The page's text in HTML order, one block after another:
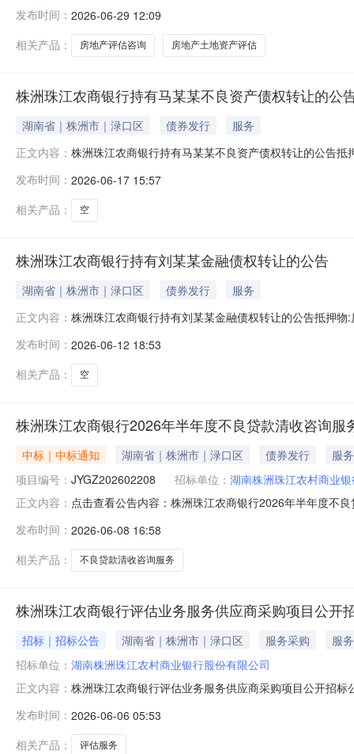
资质审查符合性审查评分排名1湖南英才房地产土地资产
司通过通过9
发布时间： 2026-06-29 12:09
相关产品：
房地产评估咨询 房地产土地资产评估
株洲珠江农商银行持有马某某不良资产债权转让的公
湖南省｜株洲市｜渌口区 债券发行
服务
正文内容： 株洲珠江农商银行持有马某某不良资产债权转让的公告
直达。周边有学校、超市、银行、医院等商业配套设施
发布时间： 2026-06-17 15:57
相关产品：
空
株洲珠江农商银行持有刘某某金融债权转让的公告
湖南省｜株洲市｜渌口区 债券发行
服务
正文内容： 株洲珠江农商银行持有刘某某金融债权转让的公告抵押
达。周边有学校、超市、银行、株洲市中医院等商业配
发布时间： 2026-06-12 18:53
相关产品：
空
株洲珠江农商银行2026年半年度不良贷款清收咨询
中标｜中标通知 湖南省｜株洲市｜渌口区 债券发行
服务
项目编号： JYGZ202602208 招标单位： 湖南株洲珠江农村商业
正文内容： 点击查看公告内容：株洲珠江农商银行2026年半年度不
发布时间： 2026-06-08 16:58
相关产品：
不良贷款清收咨询服务
株洲珠江农商银行评估业务服务供应商采购项目公开
招标｜招标公告 湖南省｜株洲市｜渌口区 服务采购
服务
招标单位： 湖南株洲珠江农村商业银行股份有限公司
正文内容： 株洲珠江农商银行评估业务服务供应商采购项目公开招
资产类线下评估服务6万元，线上评估服务16万元；3、
评估业务服务供应商采购项目2026年
发布时间： 2026-06-06 05:53
相关产品：
评估服务